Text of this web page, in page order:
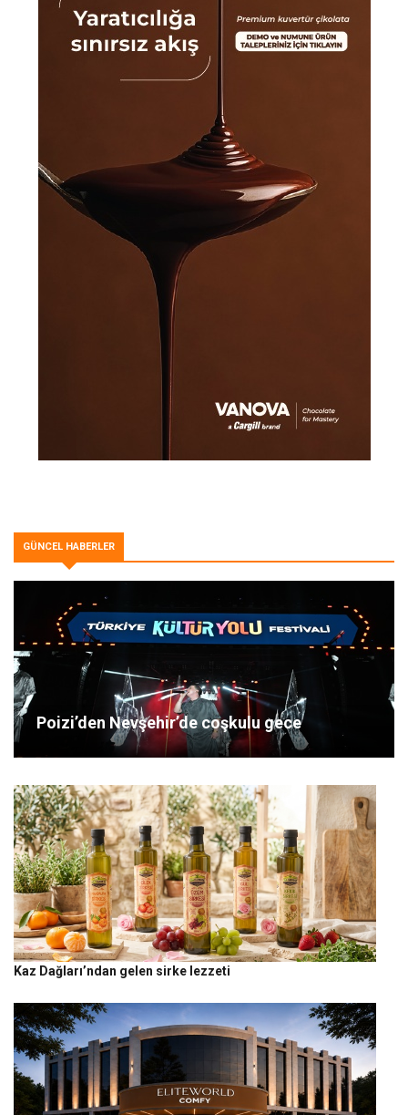
GÜNCEL HABERLER
Poizi’den Nevşehir’de coşkulu gece
Kaz Dağları’ndan gelen sirke lezzeti